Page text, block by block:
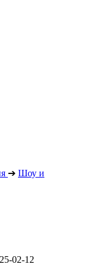
➔ Шоу и
02-12